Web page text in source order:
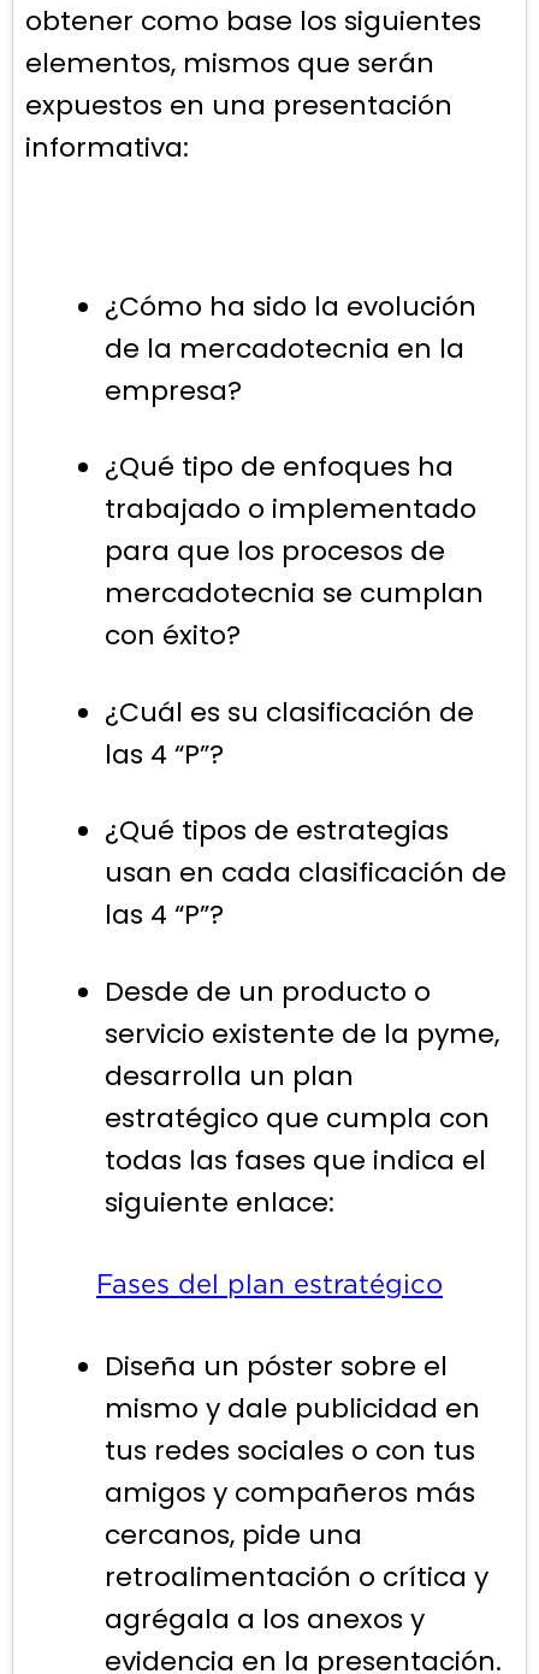
obtener como base los siguientes
elementos, mismos que serán
expuestos en una presentación
informativa:
¿Cómo ha sido la evolución
de la mercadotecnia en la
empresa?
¿Qué tipo de enfoques ha
trabajado o implementado
para que los procesos de
mercadotecnia se cumplan
con éxito?
¿Cuál es su clasificación de
las 4 “P”?
¿Qué tipos de estrategias
usan en cada clasificación de
las 4 “P”?
Desde de un producto o
servicio existente de la pyme,
desarrolla un plan
estratégico que cumpla con
todas las fases que indica el
siguiente enlace:
Fases del plan estratégico
Diseña un póster sobre el
mismo y dale publicidad en
tus redes sociales o con tus
amigos y compañeros más
cercanos, pide una
retroalimentación o crítica y
agrégala a los anexos y
evidencia en la presentación.